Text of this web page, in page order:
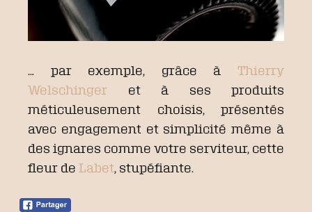
… par exemple, grâce à Thierry
Welschinger et à ses produits
méticuleusement choisis, présentés
avec engagement et simplicité même à
des ignares comme votre serviteur, cette
fleur de Labet, stupéfiante.